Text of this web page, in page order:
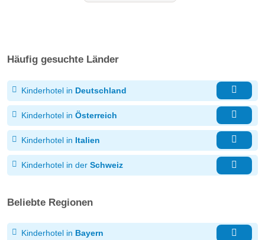
Häufig gesuchte Länder
Kinderhotel in Deutschland
Kinderhotel in Österreich
Kinderhotel in Italien
Kinderhotel in der Schweiz
Beliebte Regionen
Kinderhotel in Bayern